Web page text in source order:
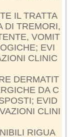
IL TRATTA
DI TREMORI,
VOMIT
EVI
CLINIC
DERMATIT
DA C
EVID
CLINI
RIGUA